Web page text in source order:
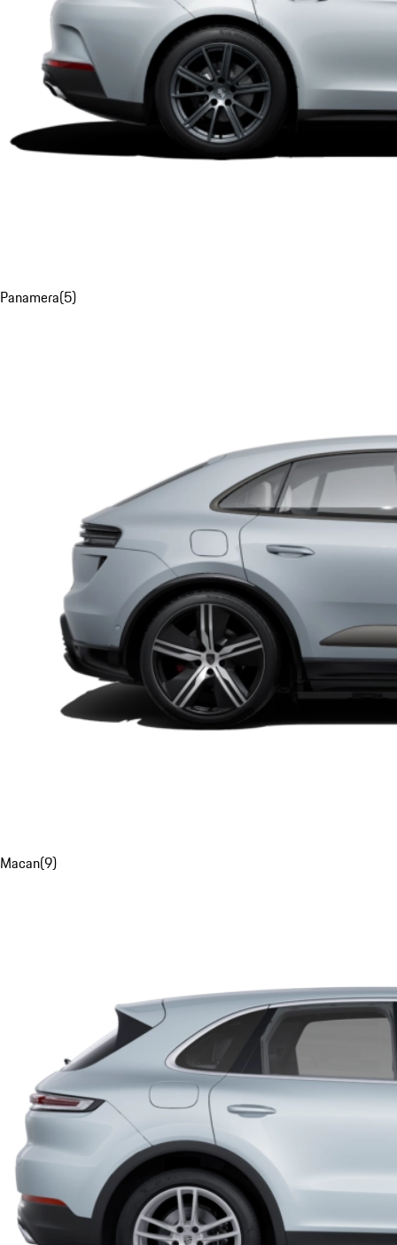
Panamera(5)
Macan(9)